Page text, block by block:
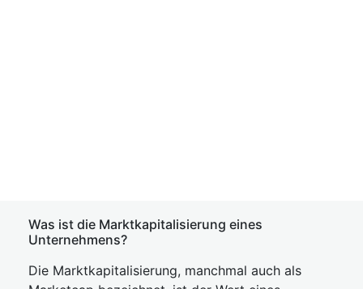
Was ist die Marktkapitalisierung eines
Unternehmens?
Die Marktkapitalisierung, manchmal auch als